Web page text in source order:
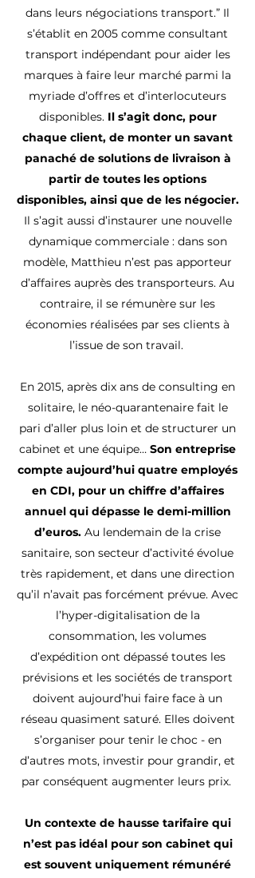
dans leurs négociations transport.” Il
s’établit en 2005 comme consultant
transport indépendant pour aider les
marques à faire leur marché parmi la
myriade d’offres et d’interlocuteurs
disponibles.Il s’agit donc, pour
chaque client, de monter un savant
panaché de solutions de livraison à
partir de toutes les options
disponibles, ainsi que de les négocier.
Il s’agit aussi d’instaurer une nouvelle
dynamique commerciale : dans son
modèle, Matthieu n’est pas apporteur
d’affaires auprès des transporteurs. Au
contraire, il se rémunère sur les
économies réalisées par ses clients à
l’issue de son travail.
En 2015, après dix ans de consulting en
solitaire, le néo-quarantenaire fait le
pari d’aller plus loin et de structurer un
cabinet et une équipe… Son entreprise
compte aujourd’hui quatre employés
en CDI, pour un chiffre d’affaires
annuel qui dépasse le demi-million
d’euros. Au lendemain de la crise
sanitaire, son secteur d’activité évolue
très rapidement, et dans une direction
qu’il n’avait pas forcément prévue. Avec
l’hyper-digitalisation de la
consommation, les volumes
d’expédition ont dépassé toutes les
prévisions et les sociétés de transport
doivent aujourd’hui faire face à un
réseau quasiment saturé. Elles doivent
s’organiser pour tenir le choc - en
d’autres mots, investir pour grandir, et
par conséquent augmenter leurs prix.
Un contexte de hausse tarifaire qui
n’est pas idéal pour son cabinet qui
est souvent uniquement rémunéré